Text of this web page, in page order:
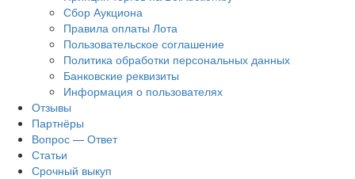
Сбор Аукциона
Правила оплаты Лота
Пользовательское соглашение
Политика обработки персональных данных
Банковские реквизиты
Информация о пользователях
Отзывы
Партнёры
Вопрос — Ответ
Статьи
Срочный выкуп